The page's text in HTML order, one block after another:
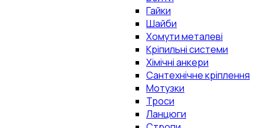
Гайки
Шайби
Хомути металеві
Кріпильні системи
Хімічні анкери
Сантехнічне кріплення
Мотузки
Троси
Ланцюги